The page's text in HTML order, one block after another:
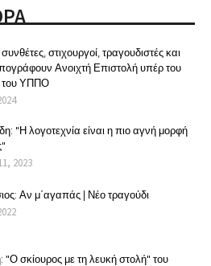
στιχουργοί, τραγουδιστές και
Ανοιχτή Επιστολή υπέρ του
του ΥΠΠΟ
"Η λογοτεχνία είναι η πιο αγνή μορφή
2023
Αν μ΄αγαπάς | Νέο τραγούδι
"Ο σκίουρος με τη λευκή στολή" του